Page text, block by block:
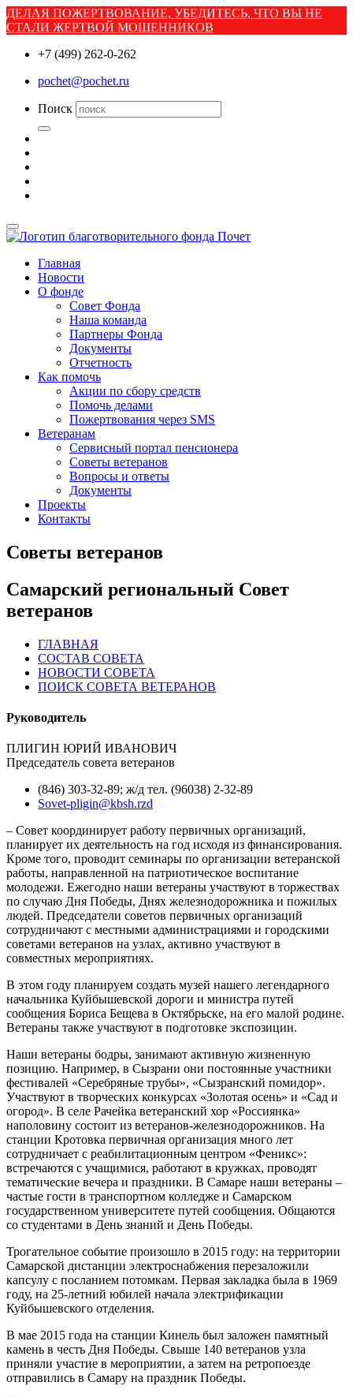
ДЕЛАЯ ПОЖЕРТВОВАНИЕ, УБЕДИТЕСЬ, ЧТО ВЫ НЕ
СТАЛИ ЖЕРТВОЙ МОШЕННИКОВ
+7 (499) 262-0-262
pochet@pochet.ru
Поиск
Главная
Новости
О фонде
Совет Фонда
Наша команда
Партнеры Фонда
Документы
Отчетность
Как помочь
Акции по сбору средств
Помочь делами
Пожертвования через SMS
Ветеранам
Сервисный портал пенсионера
Советы ветеранов
Вопросы и ответы
Документы
Проекты
Контакты
Советы ветеранов
Самарский региональный Совет
ветеранов
ГЛАВНАЯ
СОСТАВ СОВЕТА
НОВОСТИ СОВЕТА
ПОИСК СОВЕТА ВЕТЕРАНОВ
Руководитель
ПЛИГИН ЮРИЙ ИВАНОВИЧ
Председатель совета ветеранов
(846) 303-32-89; ж/д тел. (96038) 2-32-89
Sovet-pligin@kbsh.rzd
– Совет координирует работу первичных организаций,
планирует их деятельность на год исходя из финансирования.
Кроме того, проводит семинары по организации ветеранской
работы, направленной на патриотическое воспитание
молодежи. Ежегодно наши ветераны участвуют в торжествах
по случаю Дня Победы, Днях железнодорожника и пожилых
людей. Председатели советов первичных организаций
сотрудничают с местными администрациями и городскими
советами ветеранов на узлах, активно участвуют в
совместных мероприятиях.
В этом году планируем создать музей нашего легендарного
начальника Куйбышевской дороги и министра путей
сообщения Бориса Бещева в Октябрьске, на его малой родине.
Ветераны также участвуют в подготовке экспозиции.
Наши ветераны бодры, занимают активную жизненную
позицию. Например, в Сызрани они постоянные участники
фестивалей «Серебряные трубы», «Сызранский помидор».
Участвуют в творческих конкурсах «Золотая осень» и «Сад и
огород». В селе Рачейка ветеранский хор «Россиянка»
наполовину состоит из ветеранов-железнодорожников. На
станции Кротовка первичная организация много лет
сотрудничает с реабилитационным центром «Феникс»:
встречаются с учащимися, работают в кружках, проводят
тематические вечера и праздники. В Самаре наши ветераны –
частые гости в транспортном колледже и Самарском
государственном университете путей сообщения. Общаются
со студентами в День знаний и День Победы.
Трогательное событие произошло в 2015 году: на территории
Самарской дистанции электроснабжения перезаложили
капсулу с посланием потомкам. Первая закладка была в 1969
году, на 25-летний юбилей начала электрификации
Куйбышевского отделения.
В мае 2015 года на станции Кинель был заложен памятный
камень в честь Дня Победы. Свыше 140 ветеранов узла
приняли участие в мероприятии, а затем на ретропоезде
отправились в Самару на праздник Победы.